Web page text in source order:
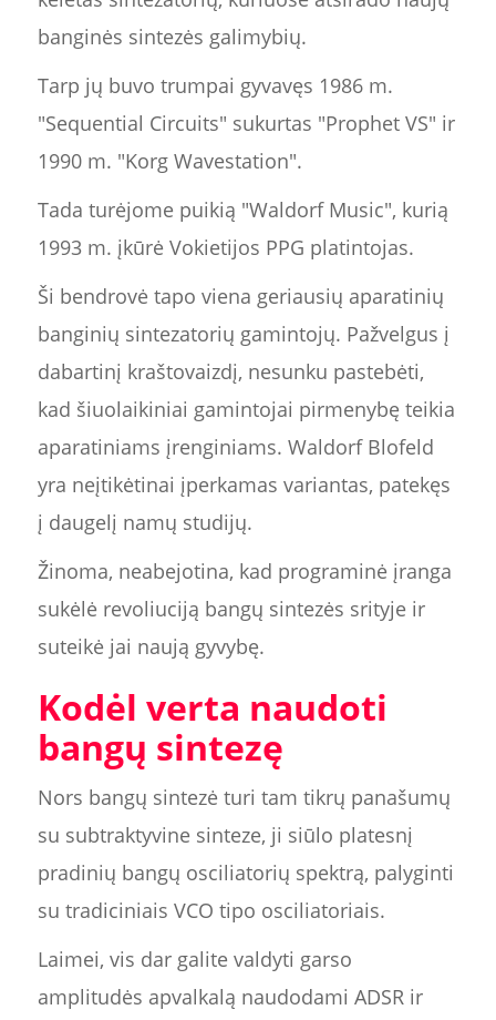
banginės sintezės galimybių.
Tarp jų buvo trumpai gyvavęs 1986 m.
"Sequential Circuits" sukurtas "Prophet VS" ir
1990 m. "Korg Wavestation".
Tada turėjome puikią "Waldorf Music", kurią
1993 m. įkūrė Vokietijos PPG platintojas.
Ši bendrovė tapo viena geriausių aparatinių
banginių sintezatorių gamintojų. Pažvelgus į
dabartinį kraštovaizdį, nesunku pastebėti,
kad šiuolaikiniai gamintojai pirmenybę teikia
aparatiniams įrenginiams. Waldorf Blofeld
yra neįtikėtinai įperkamas variantas, patekęs
į daugelį namų studijų.
Žinoma, neabejotina, kad programinė įranga
sukėlė revoliuciją bangų sintezės srityje ir
suteikė jai naują gyvybę.
Kodėl verta naudoti
bangų sintezę
Nors bangų sintezė turi tam tikrų panašumų
su subtraktyvine sinteze, ji siūlo platesnį
pradinių bangų osciliatorių spektrą, palyginti
su tradiciniais VCO tipo osciliatoriais.
Laimei, vis dar galite valdyti garso
amplitudės apvalkalą naudodami ADSR ir